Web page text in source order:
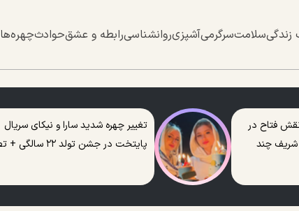
سلامتسرگرمیآشپزیروانشناسیرابطه و عشقحوادثچهره‌ها
نقش فتاح در
شریف چند
تغییر چهره شدید سارا و نیکای سریال
پایتخت در جشن تولد ۲۲ سالگی + تصاویر